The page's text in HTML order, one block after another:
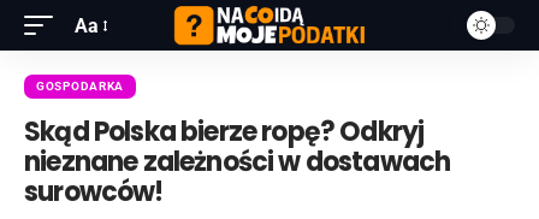
Aa
GOSPODARKA
Skąd Polska bierze ropę? Odkryj
nieznane zależności w dostawach
surowców!